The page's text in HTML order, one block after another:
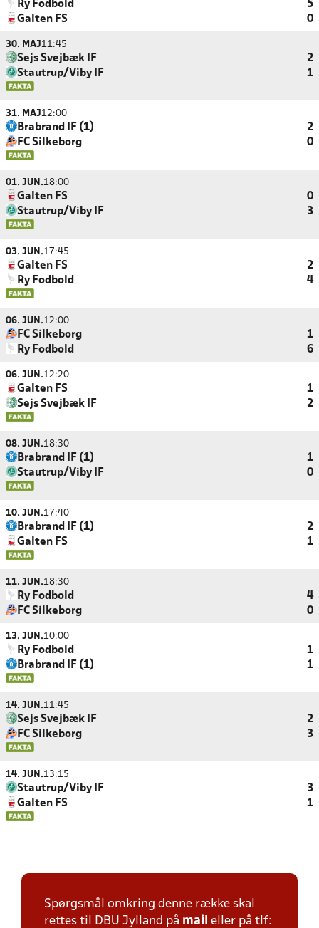
Ry Fodbold
5
Galten FS
0
30. MAJ11:45
Sejs Svejbæk IF
2
Stautrup/Viby IF
1
31. MAJ12:00
Brabrand IF (1)
2
FC Silkeborg
0
01. JUN.18:00
Galten FS
0
Stautrup/Viby IF
3
03. JUN.17:45
Galten FS
2
Ry Fodbold
4
06. JUN.12:00
FC Silkeborg
1
Ry Fodbold
6
06. JUN.12:20
Galten FS
1
Sejs Svejbæk IF
2
08. JUN.18:30
Brabrand IF (1)
1
Stautrup/Viby IF
0
10. JUN.17:40
Brabrand IF (1)
2
Galten FS
1
11. JUN.18:30
Ry Fodbold
4
FC Silkeborg
0
13. JUN.10:00
Ry Fodbold
1
Brabrand IF (1)
1
14. JUN.11:45
Sejs Svejbæk IF
2
FC Silkeborg
3
14. JUN.13:15
Stautrup/Viby IF
3
Galten FS
1
Spørgsmål omkring denne række skal
rettes til DBU Jylland på mail eller på tlf: